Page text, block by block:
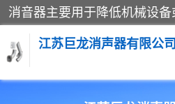
江苏巨龙消声器有限公司